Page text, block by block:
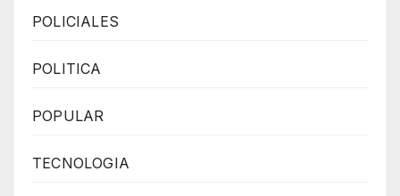
POLICIALES
POLITICA
POPULAR
TECNOLOGIA